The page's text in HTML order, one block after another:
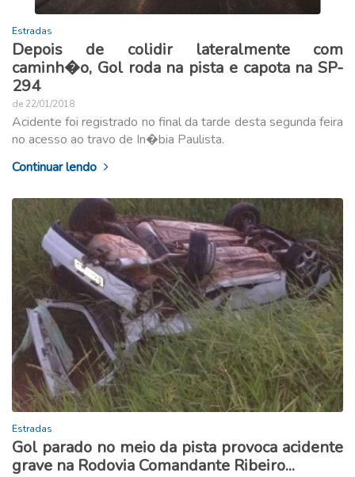
Estradas
Depois de colidir lateralmente com
caminh�o, Gol roda na pista e capota na SP-
294
de 22/01/2018
Acidente foi registrado no final da tarde desta segunda feira
no acesso ao travo de In�bia Paulista.
Continuar lendo
Estradas
Gol parado no meio da pista provoca acidente
grave na Rodovia Comandante Ribeiro...